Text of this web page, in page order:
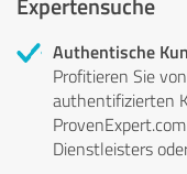
Authentische
Profitieren Sie
authentifizierten
Dienstleisters